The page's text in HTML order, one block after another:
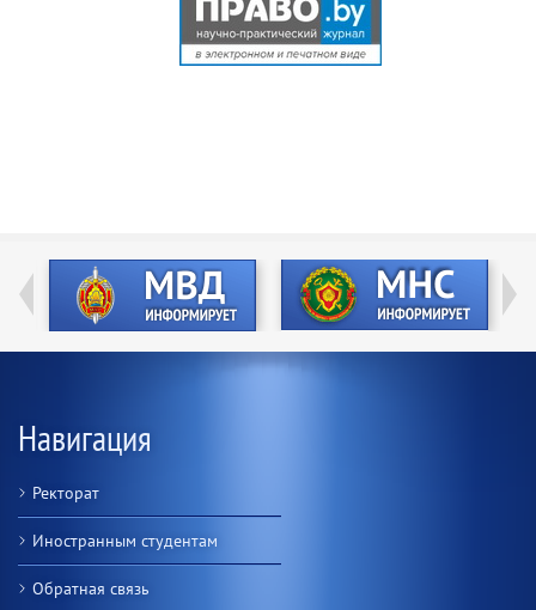
Навигация
Ректорат
Иностранным студентам
Обратная связь